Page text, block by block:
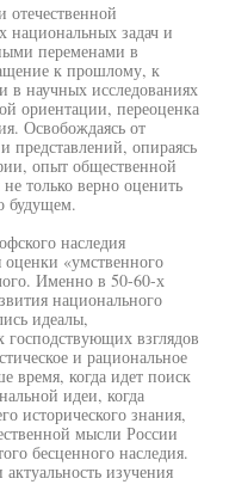
национальных задач и
переменами в
к прошлому, к
научных исследованиях
ориентации, переоценка
Освобождаясь от
представлений, опираясь
опыт общественной
только верно оценить
будущем.
наследия
«умственного
Именно в 50-60-х
национального
идеалы,
взглядов
и рациональное
время, когда идет поиск
идеи, когда
исторического знания,
мысли России
бесценного наследия.
изучения